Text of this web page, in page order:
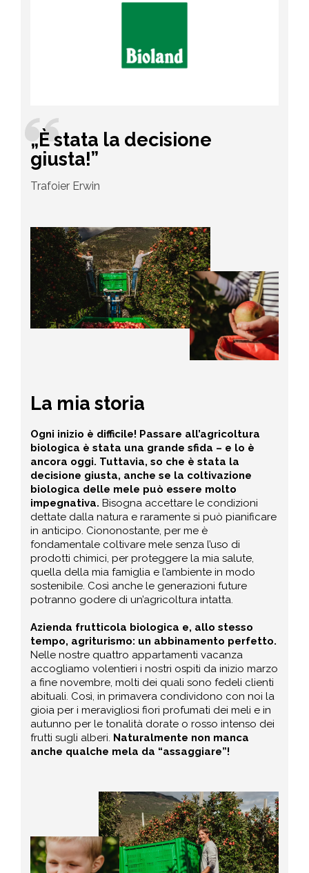
„È stata la decisione
giusta!”
Trafoier Erwin
La mia storia
Ogni inizio è difficile! Passare all’agricoltura
biologica è stata una grande sfida – e lo è
ancora oggi. Tuttavia, so che è stata la
decisione giusta, anche se la coltivazione
biologica delle mele può essere molto
impegnativa. Bisogna accettare le condizioni
dettate dalla natura e raramente si può pianificare
in anticipo. Ciononostante, per me è
fondamentale coltivare mele senza l’uso di
prodotti chimici, per proteggere la mia salute,
quella della mia famiglia e l’ambiente in modo
sostenibile. Così anche le generazioni future
potranno godere di un’agricoltura intatta.
Azienda frutticola biologica e, allo stesso
tempo, agriturismo: un abbinamento perfetto.
Nelle nostre quattro appartamenti vacanza
accogliamo volentieri i nostri ospiti da inizio marzo
a fine novembre, molti dei quali sono fedeli clienti
abituali. Così, in primavera condividono con noi la
gioia per i meravigliosi fiori profumati dei meli e in
autunno per le tonalità dorate o rosso intenso dei
frutti sugli alberi. Naturalmente non manca
anche qualche mela da “assaggiare”!